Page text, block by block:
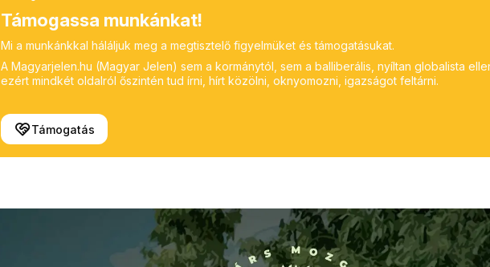
Támogassa munkánkat!
Mi a munkánkkal háláljuk meg a megtisztelő figyelmüket és támogatásukat.
A Magyarjelen.hu (Magyar Jelen) sem a kormánytól, sem a balliberális, nyíltan globalista
ezért mindkét oldalról őszintén tud írni, hírt közölni, oknyomozni, igazságot feltárni.
Támogatás